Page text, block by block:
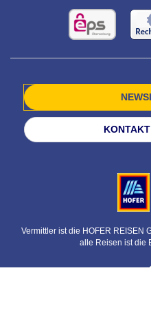
Vermittler ist die HOFER REISEN
alle Reisen ist die